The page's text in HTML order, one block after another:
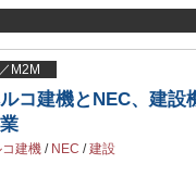
M2M
コ建機とNEC、建
建機 / NEC /建設